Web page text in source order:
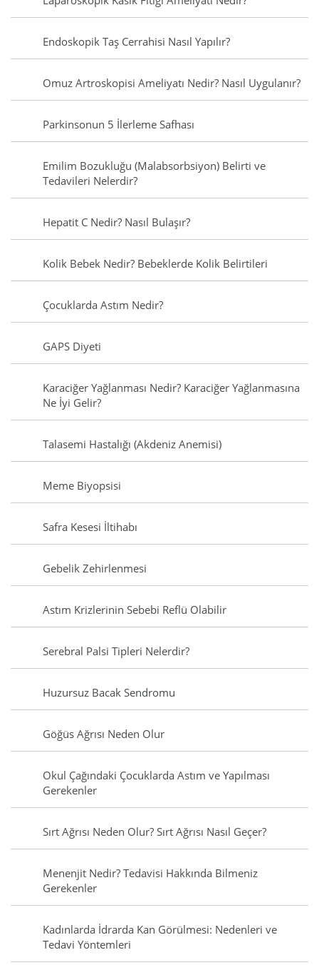
Endoskopik Taş Cerrahisi Nasıl Yapılır?
Omuz Artroskopisi Ameliyatı Nedir? Nasıl Uygulanır?
Parkinsonun 5 İlerleme Safhası
Emilim Bozukluğu (Malabsorbsiyon) Belirti ve
Tedavileri Nelerdir?
Hepatit C Nedir? Nasıl Bulaşır?
Kolik Bebek Nedir? Bebeklerde Kolik Belirtileri
Çocuklarda Astım Nedir?
GAPS Diyeti
Karaciğer Yağlanması Nedir? Karaciğer Yağlanmasına
Ne İyi Gelir?
Talasemi Hastalığı (Akdeniz Anemisi)
Meme Biyopsisi
Safra Kesesi İltihabı
Gebelik Zehirlenmesi
Astım Krizlerinin Sebebi Reflü Olabilir
Serebral Palsi Tipleri Nelerdir?
Huzursuz Bacak Sendromu
Göğüs Ağrısı Neden Olur
Okul Çağındaki Çocuklarda Astım ve Yapılması
Gerekenler
Sırt Ağrısı Neden Olur? Sırt Ağrısı Nasıl Geçer?
Menenjit Nedir? Tedavisi Hakkında Bilmeniz
Gerekenler
Kadınlarda İdrarda Kan Görülmesi: Nedenleri ve
Tedavi Yöntemleri